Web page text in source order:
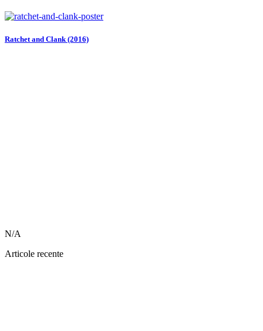
Ratchet and Clank (2016)
N/A
Articole recente